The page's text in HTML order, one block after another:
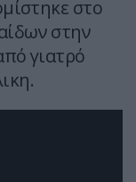
στο
στην
γιατρό